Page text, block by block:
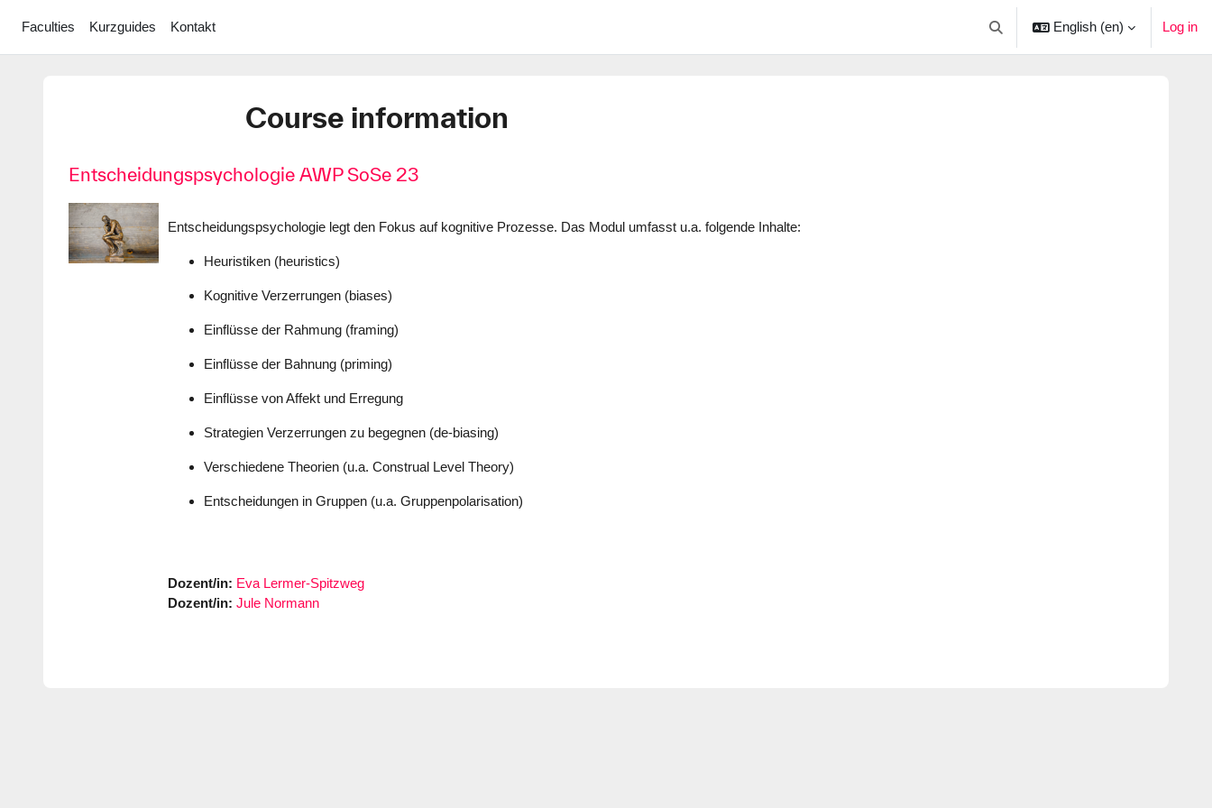
Faculties
Kurzguides Kontakt
Toggle search input
English ‎(en)‎ Log in
Course information
Entscheidungspsychologie AWP SoSe 23
Entscheidungspsychologie legt den Fokus auf kognitive Prozesse. Das Modul umfasst u.a. folgende Inhalte:
Heuristiken (heuristics)
Kognitive Verzerrungen (biases)
Einflüsse der Rahmung (framing)
Einflüsse der Bahnung (priming)
Einflüsse von Affekt und Erregung
Strategien Verzerrungen zu begegnen (de-biasing)
Verschiedene Theorien (u.a. Construal Level Theory)
Entscheidungen in Gruppen (u.a. Gruppenpolarisation)
Dozent/in: Eva Lermer-Spitzweg
Dozent/in: Jule Normann